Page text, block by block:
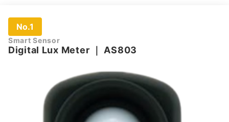
No.1
Smart Sensor
Digital Lux Meter ｜AS803